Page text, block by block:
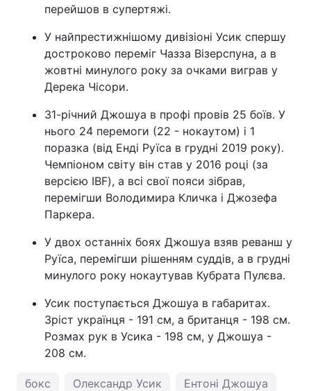
перейшов в супертяжі.
У найпрестижнішому дивізіоні Усик спершу
достроково переміг Чазза Візерспуна, а в
жовтні минулого року за очками виграв у
Дерека Чісори.
31-річний Джошуа в профі провів 25 боїв. У
нього 24 перемоги (22 - нокаутом) і 1
поразка (від Енді Руїса в грудні 2019 року).
Чемпіоном світу він став у 2016 році (за
версією IBF), а всі свої пояси зібрав,
перемігши Володимира Кличка і Джозефа
Паркера.
У двох останніх боях Джошуа взяв реванш у
Руїса, перемігши рішенням суддів, а в грудні
минулого року нокаутував Кубрата Пулєва.
Усик поступається Джошуа в габаритах.
Зріст українця - 191 см, а британця - 198 см.
Розмах рук в Усика - 198 см, у Джошуа -
208 см.
бокс Олександр Усик Ентоні Джошуа